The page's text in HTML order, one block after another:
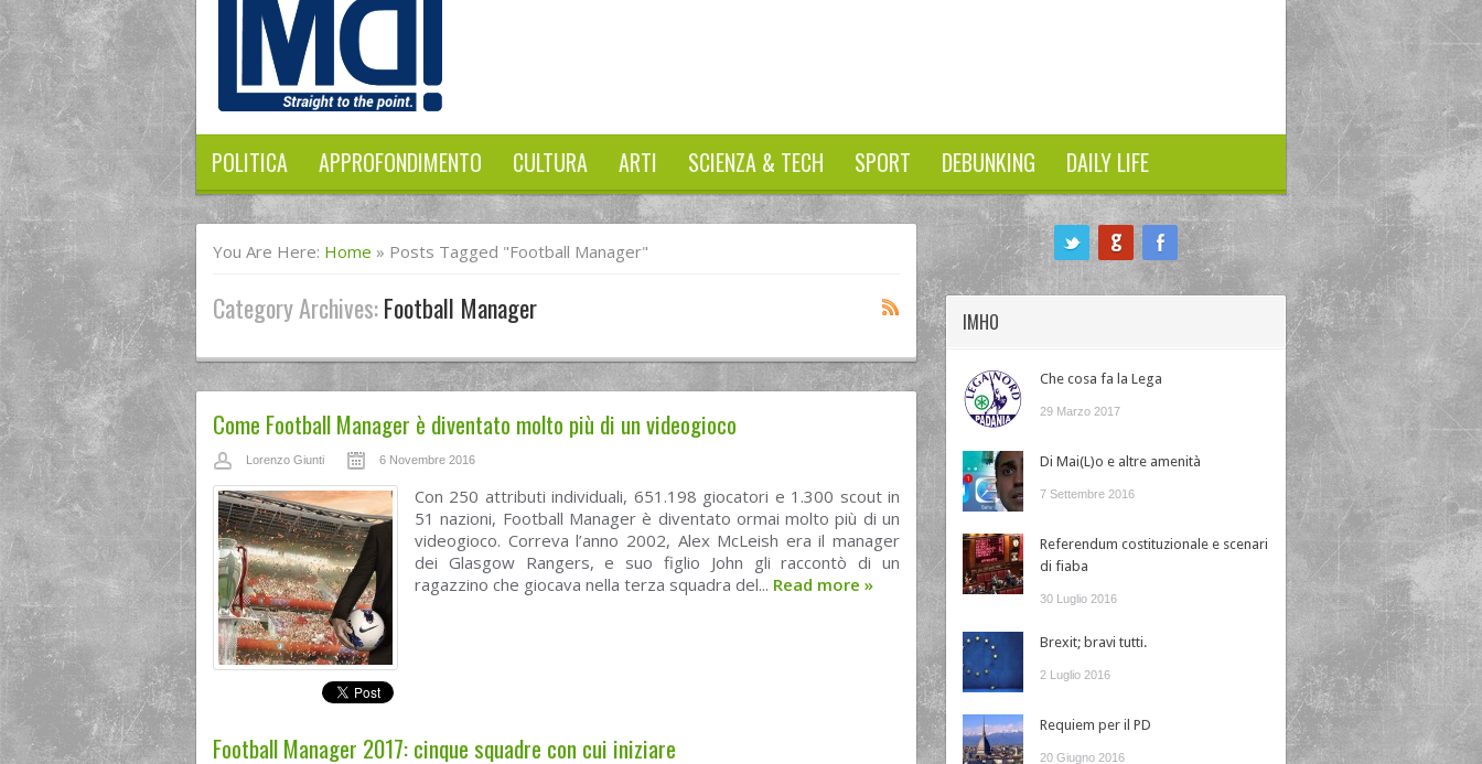
POLITICA APPROFONDIMENTO CULTURA ARTI SCIENZA & TECH SPORT DEBUNKING DAILY LIFE
You Are Here: Home » Posts Tagged "football Manager"
Category Archives:Football Manager
Come Football Manager è diventato molto più di un videogioco
Lorenzo Giunti 6 Novembre 2016
Con 250 attributi individuali, 651.198 giocatori e 1.300 scout in
51 nazioni, Football Manager è diventato ormai molto più di un
videogioco. Correva l’anno 2002, Alex McLeish era il manager
dei Glasgow Rangers, e suo figlio John gli raccontò di un
ragazzino che giocava nella terza squadra del... Read more »
Football Manager 2017: cinque squadre con cui iniziare
IMHO
Che cosa fa la Lega
29 Marzo 2017
Di Mai(L)o e altre amenità
7 Settembre 2016
Referendum costituzionale e scenari
di fiaba
30 Luglio 2016
Brexit; bravi tutti.
2 Luglio 2016
Requiem per il PD
20 Giugno 2016